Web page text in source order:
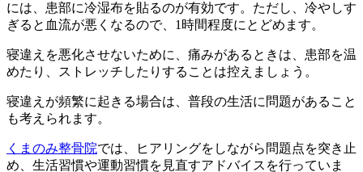
には、患部に冷湿布を貼るのが有効です。ただし、冷やしす
ぎると血流が悪くなるので、1時間程度にとどめます。
寝違えを悪化させないために、痛みがあるときは、患部を温
めたり、ストレッチしたりすることは控えましょう。
寝違えが頻繁に起きる場合は、普段の生活に問題があること
も考えられます。
くまのみ整骨院では、ヒアリングをしながら問題点を突き止
め、生活習慣や運動習慣を見直すアドバイスを行っていま